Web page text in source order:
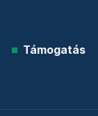
Támogatás